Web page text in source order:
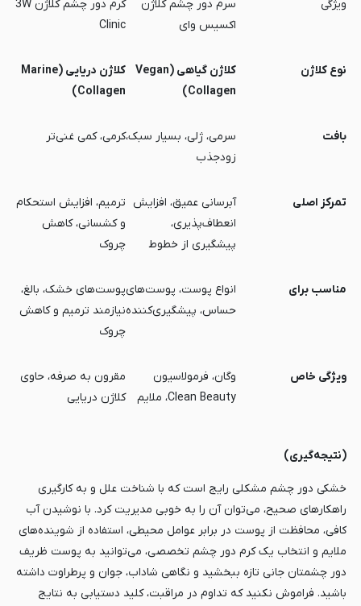
ویژگی
سرم دور چشم کلاژن
اکسیس وای
کرم دور چشم کلاژن 3W
Clinic
نوع کلاژن
کلاژن گیاهی (Vegan
Collagen)
کلاژن دریایی (Marine
Collagen)
بافت
سرمی، ژلی، بسیار سبک،
زودجذب
کرمی، کمی غنی‌تر
تمرکز اصلی
آبرسانی عمیق، افزایش
انعطاف‌پذیری،
پیشگیری از خطوط
ترمیم، افزایش استحکام
و کشسانی، کاهش
چروک
مناسب برای
انواع پوست، پوست‌های
حساس، پیشگیری‌کننده
پوست‌های خشک، بالغ،
نیازمند ترمیم و کاهش
چروک
ویژگی خاص
وگان، فرمولاسیون
Clean Beauty، ملایم
مقرون به صرفه، حاوی
کلاژن دریایی
(نتیجه‌گیری)
خشکی دور چشم مشکلی رایج است که با شناخت علل و به کارگیری
راهکارهای صحیح، می‌توان آن را به خوبی مدیریت کرد. با نوشیدن آب
کافی، محافظت از پوست در برابر عوامل محیطی، استفاده از شوینده‌های
ملایم و انتخاب یک کرم دور چشم تخصصی، می‌توانید به پوست ظریف
دور چشمتان جانی تازه ببخشید و نگاهی شاداب، جوان و پرطراوت داشته
باشید. فراموش نکنید که تداوم در مراقبت، کلید دستیابی به نتایج